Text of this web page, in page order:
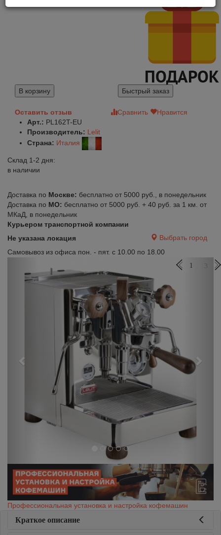
В корзину Быстрый заказ
Оставить отзыв Сравнить
Нравится
Арт.: PL162T-EU
Производитель: Lelit
Страна: Италия
Склад 1-2 дня:
в наличии
Доставка по Москве: бесплатно от 5000 руб., в понедельник
Доставка по МО: бесплатно от 5000 руб. + 40 руб. за 1 км. от
МКаД, в понедельник
Курьером транспортной компании
Не указана локация
Выбрать город
Самовывоз из офиса пон. - пят. с 10.00 по 18.00
Next
Профессиональная установка и настройка кофемашин
Краткое описание
1